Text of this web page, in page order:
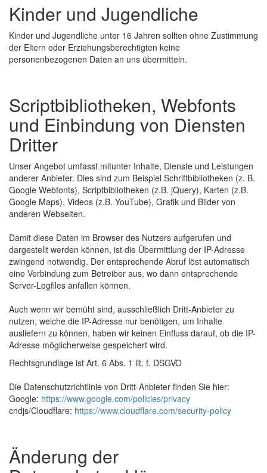
Kinder und Jugendliche
Kinder und Jugendliche unter 16 Jahren sollten ohne Zustimmung
der Eltern oder Erziehungsberechtigten keine
personenbezogenen Daten an uns übermitteln.
Scriptbibliotheken, Webfonts
und Einbindung von Diensten
Dritter
Unser Angebot umfasst mitunter Inhalte, Dienste und Leistungen
anderer Anbieter. Dies sind zum Beispiel Schriftbibliotheken (z. B.
Google Webfonts), Scriptbibliotheken (z.B. jQuery), Karten (z.B.
Google Maps), Videos (z.B. YouTube), Grafik und Bilder von
anderen Webseiten.
Damit diese Daten im Browser des Nutzers aufgerufen und
dargestellt werden können, ist die Übermittlung der IP-Adresse
zwingend notwendig. Der entsprechende Abruf löst automatisch
eine Verbindung zum Betreiber aus, wo dann entsprechende
Server-Logfiles anfallen können.
Auch wenn wir bemüht sind, ausschließlich Dritt-Anbieter zu
nutzen, welche die IP-Adresse nur benötigen, um Inhalte
ausliefern zu können, haben wir keinen Einfluss darauf, ob die IP-
Adresse möglicherweise gespeichert wird.
Rechtsgrundlage ist Art. 6 Abs. 1 lit. f. DSGVO
Die Datenschutzrichtlinie von Dritt-Anbieter finden Sie hier:
Google: https://www.google.com/policies/privacy
cndjs/Cloudflare: https://www.cloudflare.com/security-policy
Änderung der